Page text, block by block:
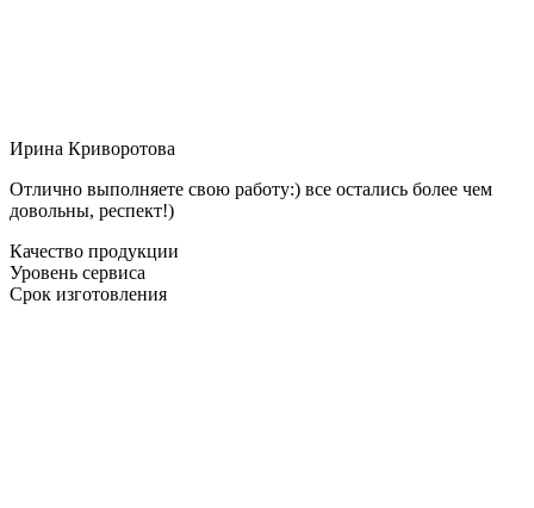
Ирина Криворотова
Отлично выполняете свою работу:) все остались более чем
довольны, респект!)
Качество продукции
Уровень сервиса
Срок изготовления